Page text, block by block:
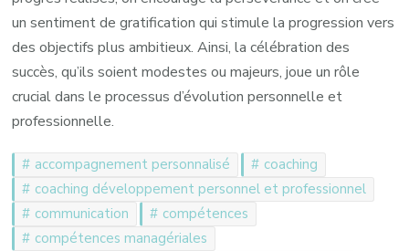
un sentiment de gratification qui stimule la progression vers
des objectifs plus ambitieux. Ainsi, la célébration des
succès, qu’ils soient modestes ou majeurs, joue un rôle
crucial dans le processus d’évolution personnelle et
professionnelle.
accompagnement personnalisé
coaching
coaching développement personnel et professionnel
communication
compétences
compétences managériales